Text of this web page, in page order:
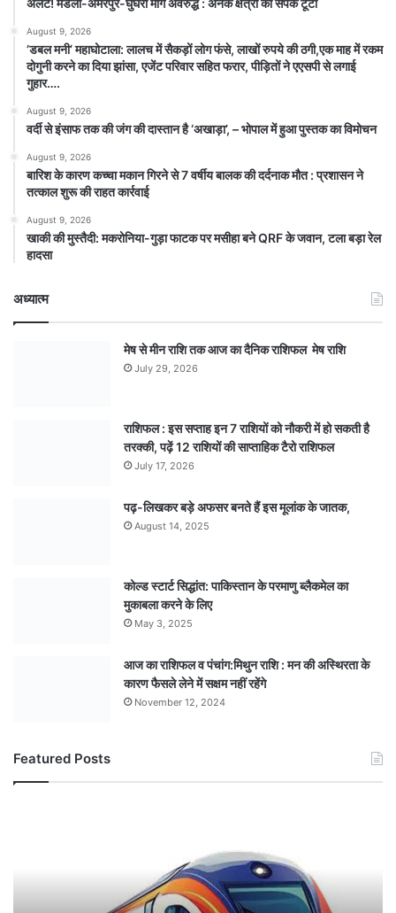
अलर्ट! मंडला-अमरपुर-घुघरी मार्ग अवरुद्ध : अनेक क्षेत्रों का संपर्क टूटा
August 9, 2026
​’डबल मनी’ महाघोटाला: लालच में सैकड़ों लोग फंसे, लाखों रुपये की ठगी,एक माह में रकम
दोगुनी करने का दिया झांसा, एजेंट परिवार सहित फरार, पीड़ितों ने एएसपी से लगाई
गुहार….
August 9, 2026
वर्दी से इंसाफ तक की जंग की दास्तान है ‘अखाड़ा’, – भोपाल में हुआ पुस्तक का विमोचन
August 9, 2026
बारिश के कारण कच्चा मकान गिरने से 7 वर्षीय बालक की दर्दनाक मौत : प्रशासन ने
तत्काल शुरू की राहत कार्रवाई
August 9, 2026
खाकी की मुस्तैदी: मकरोनिया-गुड़ा फाटक पर मसीहा बने QRF के जवान, टला बड़ा रेल
हादसा
अध्यात्म
मेष से मीन राशि तक आज का दैनिक राशिफल मेष राशि
July 29, 2026
राशिफल : इस सप्ताह इन 7 राशियों को नौकरी में हो सकती है
तरक्की, पढ़ें 12 राशियों की साप्ताहिक टैरो राशिफल
July 17, 2026
पढ़-लिखकर बड़े अफसर बनते हैं इस मूलांक के जातक,
August 14, 2025
कोल्ड स्टार्ट सिद्धांत: पाकिस्तान के परमाणु ब्लैकमेल का
मुकाबला करने के लिए
May 3, 2025
आज का राशिफल व पंचांग:मिथुन राशि : मन की अस्थिरता के
कारण फैसले लेने में सक्षम नहीं रहेंगे
November 12, 2024
Featured Posts